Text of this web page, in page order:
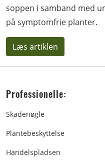
soppen i samband med
på symptomfrie planter.
Læs artiklen
Professionelle:
Skadenøgle
Plantebeskyttelse
Handelspladsen